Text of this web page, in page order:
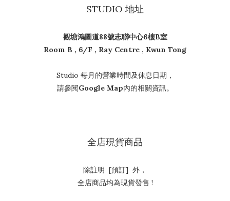
STUDIO 地址
觀塘鴻圖道88號志聯中心6樓B室
Room B , 6/F , Ray Centre , Kwun Tong
Studio 每月的營業時間及休息日期，
請參閱Google Map內的相關資訊。
全店現貨商品
除註明 [預訂] 外，
全店商品均為現貨發售 !